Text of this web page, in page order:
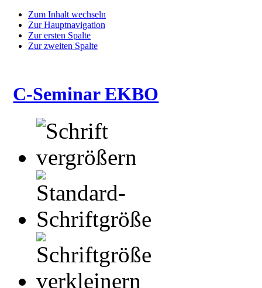
Zum Inhalt wechseln
Zur Hauptnavigation
Zur ersten Spalte
Zur zweiten Spalte
C-Seminar EKBO